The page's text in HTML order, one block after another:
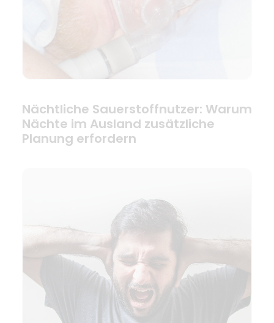
Nächtliche Sauerstoffnutzer: Warum
Nächte im Ausland zusätzliche
Planung erfordern